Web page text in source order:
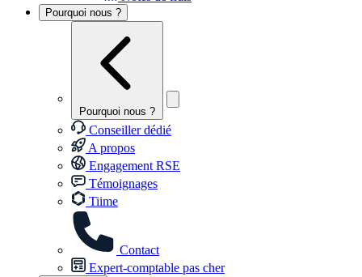
Pourquoi nous ?
Pourquoi nous ?
Conseiller dédié
A propos
Engagement RSE
Témoignages
Tiime
Contact
Expert-comptable pas cher